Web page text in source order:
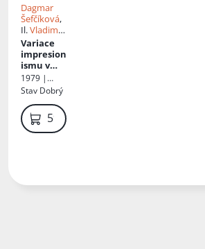
Dagmar
Šefčíková,
Il.Vladimír
Fyman,
Helena
Machálkov
á
Variace
impresion
ismu v
české
malbě:
Středočes
ká galerie
Praha.
Prosinec
1979 |
Středočesk
Stav Dobrý
59 Kč